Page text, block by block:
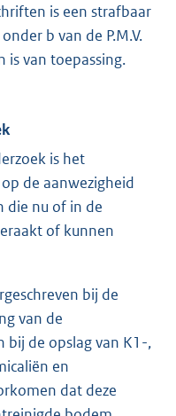
is een strafbaar
b van de P.M.V.
is van toepassing.
is het
de aanwezigheid
die nu of in de
of kunnen
bij de
van de
bij de opslag van K1-,
en
dat deze